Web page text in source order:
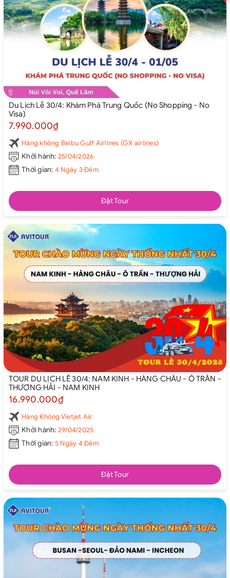
Du Lịch Lễ 30/4: Khám Phá Trung Quốc (No Shopping - No
Visa)
7.990.000₫
Hàng không Beibu Gulf Airlines (GX airlines)
Khởi hành: 25/04/2026
Thời gian: 4 Ngày 3 Đêm
Đặt Tour
TOUR DU LỊCH LỄ 30/4: NAM KINH - HÀNG CHÂU - Ô TRẤN -
THƯỢNG HẢI - NAM KINH
16.990.000₫
Hàng Không Vietjet Air
Khởi hành: 29/04/2025
Thời gian: 5 Ngày 4 Đêm
Đặt Tour